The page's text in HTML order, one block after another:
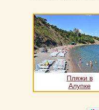
Пляжи в
Алупке